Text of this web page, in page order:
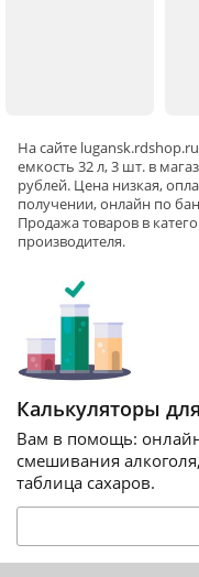
На сайте lugansk
емкость 32 л, 3 шт. в
рублей. Цена низкая,
получении, онлайн по
Продажа товаров в
производителя.
Калькуляторы
Вам в помощь:
смешивания
таблица сахаров.